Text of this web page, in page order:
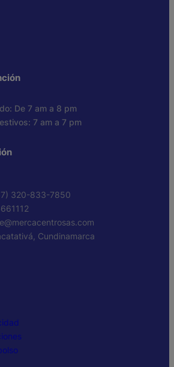
De 7 am a 8 pm
7 am a 7 pm
320-833-7850
Cundinamarca